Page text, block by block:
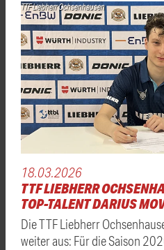
TTF Liebherr Ochsenhausen
18.03.2026
TTF LIEBHERR
TOP-TALENT DARIUS
Die TTF Liebherr
weiter aus: Für die Saison